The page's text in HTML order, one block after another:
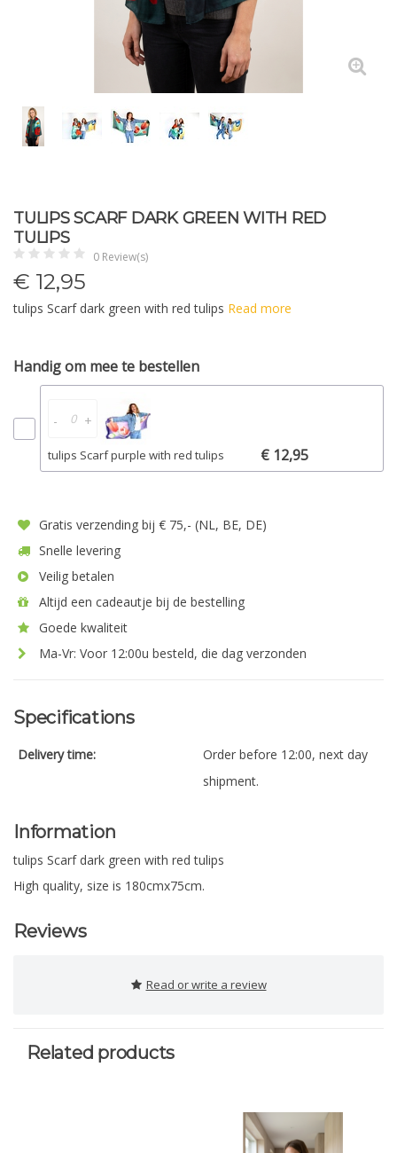
TULIPS SCARF DARK GREEN WITH RED
TULIPS
0 Review(s)
€ 12,95
tulips Scarf dark green with red tulips Read more
Handig om mee te bestellen
- +
tulips Scarf purple with red tulips € 12,95
Gratis verzending bij € 75,- (NL, BE, DE)
Snelle levering
Veilig betalen
Altijd een cadeautje bij de bestelling
Goede kwaliteit
Ma-Vr: Voor 12:00u besteld, die dag verzonden
Specifications
Delivery time:
Order before 12:00, next day
shipment.
Information
tulips Scarf dark green with red tulips
High quality, size is 180cmx75cm.
Reviews
Read or write a review
Related products